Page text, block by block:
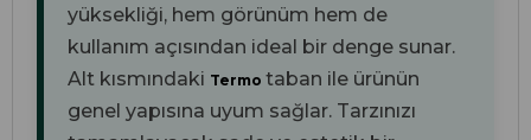
yüksekliği, hem görünüm hem de
kullanım açısından ideal bir denge sunar.
Alt kısmındaki Termo taban ile ürünün
genel yapısına uyum sağlar. Tarzınızı